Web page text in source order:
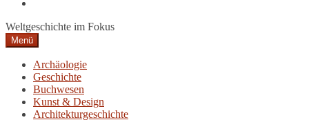
Weltgeschichte im Fokus
Menü
Archäologie
Geschichte
Buchwesen
Kunst & Design
Architekturgeschichte